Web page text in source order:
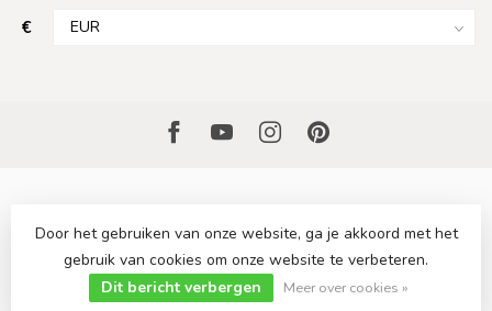
€
© Copyright 2026 Sfeervollekeuken.nl- Powered byLightspeed
Lightspeed designby Dyvelopment
Door het gebruiken van onze website, ga je akkoord met het
gebruik van cookies om onze website te verbeteren.
Dit bericht verbergen
Meer over cookies »